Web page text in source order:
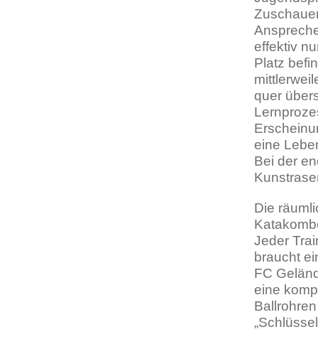
effektiv
Platz
quer
eine
Bei der
Die
Jeder
braucht
FC
eine